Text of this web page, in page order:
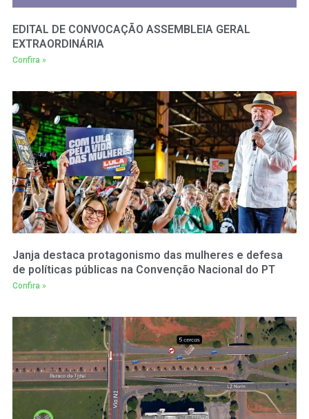
EDITAL DE CONVOCAÇÃO ASSEMBLEIA GERAL
EXTRAORDINÁRIA
Confira »
Janja destaca protagonismo das mulheres e defesa
de políticas públicas na Convenção Nacional do PT
Confira »